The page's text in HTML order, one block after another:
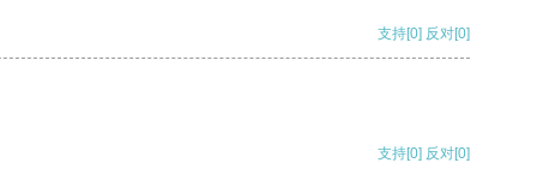
支持[0] 反对[0]
支持[0] 反对[0]